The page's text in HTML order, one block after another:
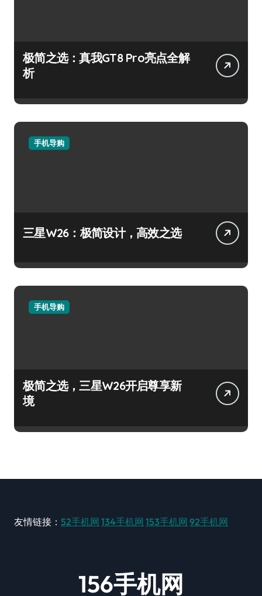
极简之选：真我GT8 Pro亮点全解
析
手机导购
三星W26：极简设计，高效之选
手机导购
极简之选，三星W26开启尊享新
境
友情链接： 52手机网 134手机网 153手机网 92手机网
156手机网